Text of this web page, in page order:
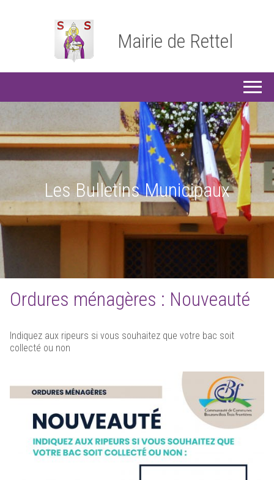
Mairie de Rettel
Les Bulletins Municipaux
Ordures ménagères : Nouveauté
Indiquez aux ripeurs si vous souhaitez que votre bac soit
collecté ou non